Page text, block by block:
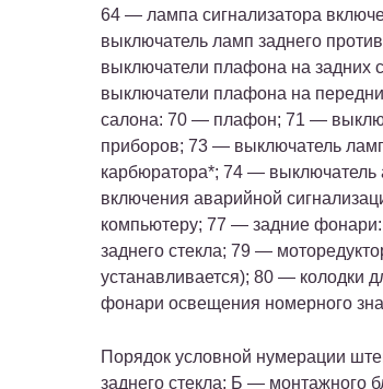
64 — лампа сигнализатора
выключатель ламп заднего
выключатели плафона на задних
выключатели плафона на
салона: 70 — плафон; 71 —
приборов; 73 — выключатель
карбюратора*; 74 — выключатель
включения аварийной
компьютеру; 77 — задние
заднего стекла; 79 —
устанавливается); 80 — колодки
фонари освещения номерного
Порядок условной нумерации
заднего стекла; Б — монтажного